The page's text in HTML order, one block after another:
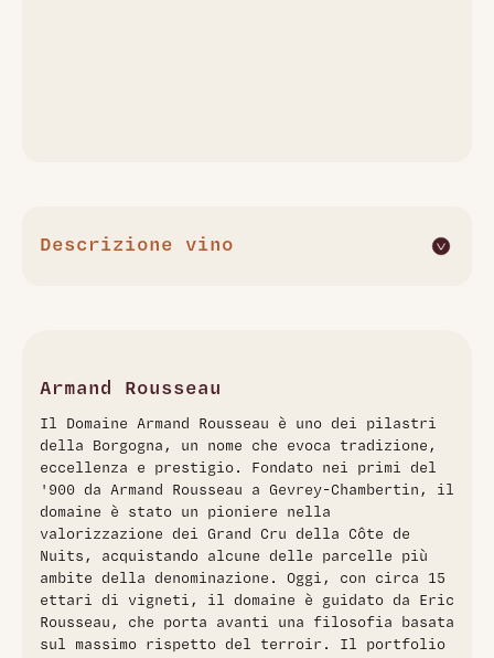
Descrizione vino
tostato, cioccolato nero e quercia. In bocca si rivela
che conferiscono profondità e complessità. Questo vino
richiede 10-20 anni di affinamento per esprimere
pienamente il suo potenziale, trasformandosi in
un'espressione assoluta dell'eccellenza borgognona.
Armand Rousseau
Il Domaine Armand Rousseau è uno dei pilastri
della Borgogna, un nome che evoca tradizione,
eccellenza e prestigio. Fondato nei primi del
'900 da Armand Rousseau a Gevrey-Chambertin, il
domaine è stato un pioniere nella
valorizzazione dei Grand Cru della Côte de
Nuits, acquistando alcune delle parcelle più
ambite della denominazione. Oggi, con circa 15
ettari di vigneti, il domaine è guidato da Eric
Rousseau, che porta avanti una filosofia basata
sul massimo rispetto del terroir. Il portfolio